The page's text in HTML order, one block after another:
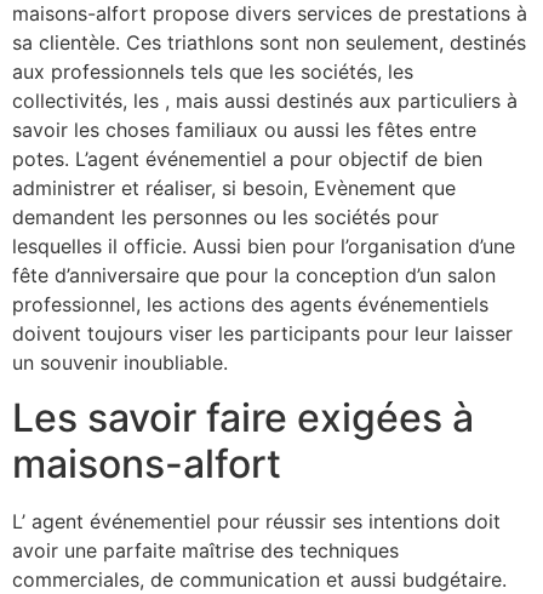
maisons-alfort propose divers services de prestations à
sa clientèle. Ces triathlons sont non seulement, destinés
aux professionnels tels que les sociétés, les
collectivités, les , mais aussi destinés aux particuliers à
savoir les choses familiaux ou aussi les fêtes entre
potes. L’agent événementiel a pour objectif de bien
administrer et réaliser, si besoin, Evènement que
demandent les personnes ou les sociétés pour
lesquelles il officie. Aussi bien pour l’organisation d’une
fête d’anniversaire que pour la conception d’un salon
professionnel, les actions des agents événementiels
doivent toujours viser les participants pour leur laisser
un souvenir inoubliable.
Les savoir faire exigées à
maisons-alfort
L’ agent événementiel pour réussir ses intentions doit
avoir une parfaite maîtrise des techniques
commerciales, de communication et aussi budgétaire.